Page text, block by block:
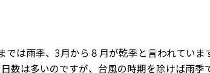
は雨季、3月から８月が乾季と言われていま
数は多いのですが、台風の時期を除けば雨季